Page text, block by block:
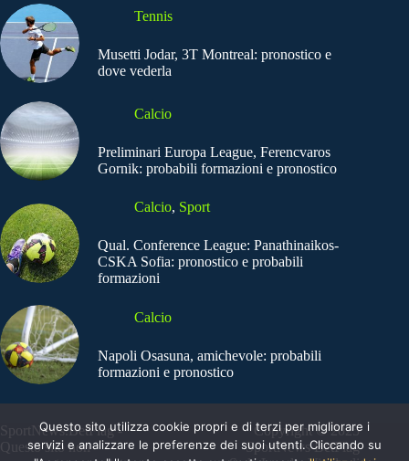
Tennis
Musetti Jodar, 3T Montreal: pronostico e
dove vederla
Calcio
Preliminari Europa League, Ferencvaros
Gornik: probabili formazioni e pronostico
Calcio, Sport
Qual. Conference League: Panathinaikos-
CSKA Sofia: pronostico e probabili
formazioni
Calcio
Napoli Osasuna, amichevole: probabili
formazioni e pronostico
SportNews.BetFlag -
Questo sito non
Copyright © 2025
SportNews BetFlag
Questo sito utilizza cookie propri e di terzi per migliorare i
servizi e analizzare le preferenze dei suoi utenti. Cliccando su